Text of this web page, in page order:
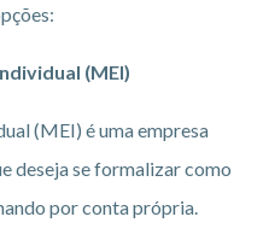
(MEI)
(MEI) é uma empresa
deseja se formalizar como
por conta própria.